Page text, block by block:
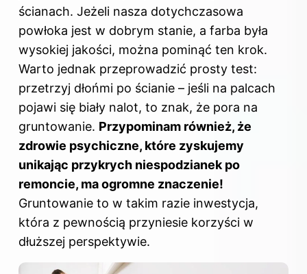
ścianach. Jeżeli nasza dotychczasowa
powłoka jest w dobrym stanie, a farba była
wysokiej jakości, można pominąć ten krok.
Warto jednak przeprowadzić prosty test:
przetrzyj dłońmi po ścianie – jeśli na palcach
pojawi się biały nalot, to znak, że pora na
gruntowanie. Przypominam również, że
zdrowie psychiczne, które zyskujemy
unikając przykrych niespodzianek po
remoncie, ma ogromne znaczenie!
Gruntowanie to w takim razie inwestycja,
która z pewnością przyniesie korzyści w
dłuższej perspektywie.